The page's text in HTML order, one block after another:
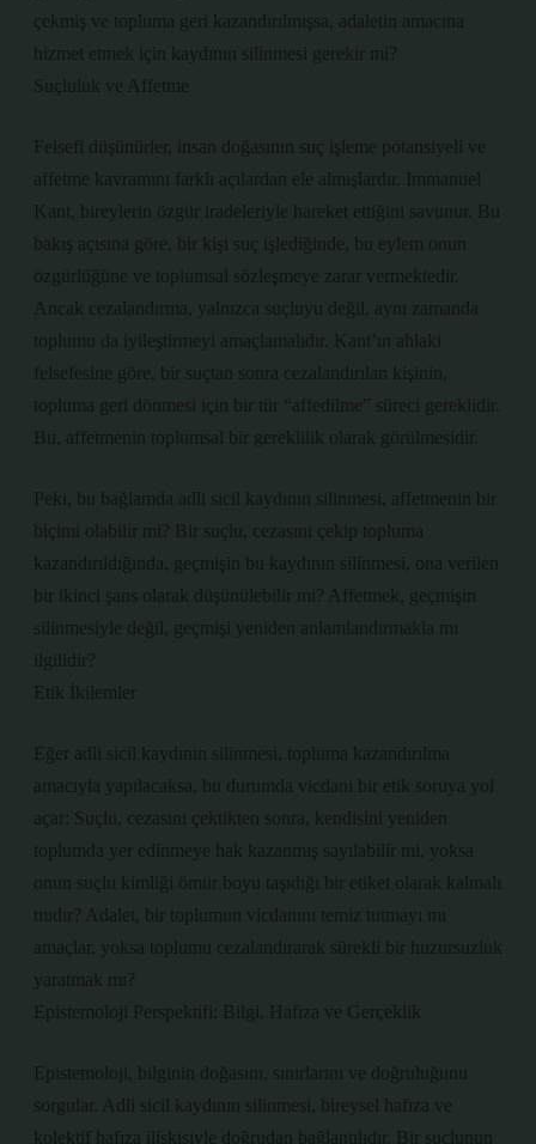
çekmiş ve topluma geri kazandırılmışsa, adaletin amacına
hizmet etmek için kaydının silinmesi gerekir mi?
Suçluluk ve Affetme
Felsefi düşünürler, insan doğasının suç işleme potansiyeli ve
affetme kavramını farklı açılardan ele almışlardır. Immanuel
Kant, bireylerin özgür iradeleriyle hareket ettiğini savunur. Bu
bakış açısına göre, bir kişi suç işlediğinde, bu eylem onun
özgürlüğüne ve toplumsal sözleşmeye zarar vermektedir.
Ancak cezalandırma, yalnızca suçluyu değil, aynı zamanda
toplumu da iyileştirmeyi amaçlamalıdır. Kant’ın ahlaki
felsefesine göre, bir suçtan sonra cezalandırılan kişinin,
topluma geri dönmesi için bir tür “affedilme” süreci gereklidir.
Bu, affetmenin toplumsal bir gereklilik olarak görülmesidir.
Peki, bu bağlamda adli sicil kaydının silinmesi, affetmenin bir
biçimi olabilir mi? Bir suçlu, cezasını çekip topluma
kazandırıldığında, geçmişin bu kaydının silinmesi, ona verilen
bir ikinci şans olarak düşünülebilir mi? Affetmek, geçmişin
silinmesiyle değil, geçmişi yeniden anlamlandırmakla mı
ilgilidir?
Etik İkilemler
Eğer adli sicil kaydının silinmesi, topluma kazandırılma
amacıyla yapılacaksa, bu durumda vicdani bir etik soruya yol
açar: Suçlu, cezasını çektikten sonra, kendisini yeniden
toplumda yer edinmeye hak kazanmış sayılabilir mi, yoksa
onun suçlu kimliği ömür boyu taşıdığı bir etiket olarak kalmalı
mıdır? Adalet, bir toplumun vicdanını temiz tutmayı mı
amaçlar, yoksa toplumu cezalandırarak sürekli bir huzursuzluk
yaratmak mı?
Epistemoloji Perspektifi: Bilgi, Hafıza ve Gerçeklik
Epistemoloji, bilginin doğasını, sınırlarını ve doğruluğunu
sorgular. Adli sicil kaydının silinmesi, bireysel hafıza ve
kolektif hafıza ilişkisiyle doğrudan bağlantılıdır. Bir suçlunun